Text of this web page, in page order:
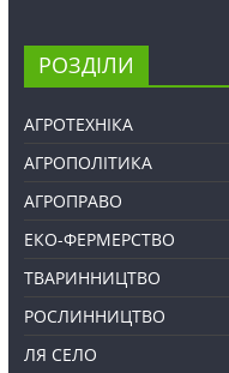
РОЗДІЛИ
АГРОТЕХНІКА
АГРОПОЛІТИКА
АГРОПРАВО
ЕКО-ФЕРМЕРСТВО
ТВАРИННИЦТВО
РОСЛИННИЦТВО
ЛЯ СЕЛО